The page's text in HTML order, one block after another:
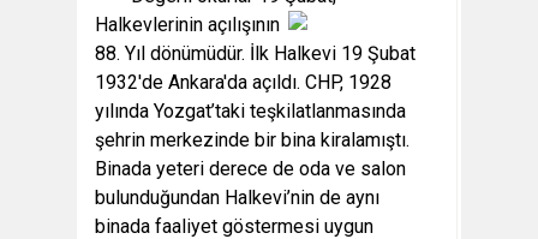
Halkevlerinin açılışının
88. Yıl dönümüdür. İlk Halkevi 19 Şubat
1932'de Ankara'da açıldı. CHP, 1928
yılında Yozgat’taki teşkilatlanmasında
şehrin merkezinde bir bina kiralamıştı.
Binada yeteri derece de oda ve salon
bulunduğundan Halkevi’nin de aynı
binada faaliyet göstermesi uygun